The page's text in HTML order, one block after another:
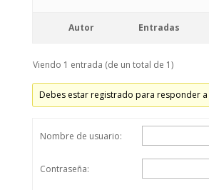
Autor Entradas
Viendo 1 entrada (de un total de 1)
Debes estar registrado para responder
Nombre de usuario:
Contraseña: